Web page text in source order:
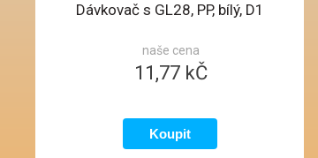
Dávkovač s GL28, PP, bílý, D1
naše cena
11,77 kČ